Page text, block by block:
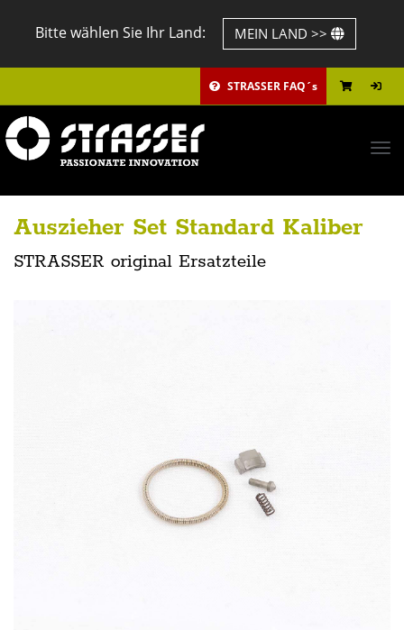
Bitte wählen Sie Ihr Land: MEIN LAND >>
STRASSER FAQ´s
Auszieher Set Standard Kaliber
STRASSER original Ersatzteile